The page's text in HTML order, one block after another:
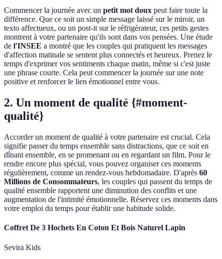
Commencer la journée avec un petit mot doux peut faire toute la
différence. Que ce soit un simple message laissé sur le miroir, un
texto affectueux, ou un post-it sur le réfrigérateur, ces petits gestes
montrent à votre partenaire qu'ils sont dans vos pensées. Une étude
de l'INSEE a montré que les couples qui pratiquent les messages
d'affection matinale se sentent plus connectés et heureux. Prenez le
temps d'exprimer vos sentiments chaque matin, même si c'est juste
une phrase courte. Cela peut commencer la journée sur une note
positive et renforcer le lien émotionnel entre vous.
2. Un moment de qualité {#moment-
qualité}
Accorder un moment de qualité à votre partenaire est crucial. Cela
signifie passer du temps ensemble sans distractions, que ce soit en
dînant ensemble, en se promenant ou en regardant un film. Pour le
rendre encore plus spécial, vous pouvez organiser ces moments
régulièrement, comme un rendez-vous hebdomadaire. D'après 60
Millions de Consommateurs, les couples qui passent du temps de
qualité ensemble rapportent une diminution des conflits et une
augmentation de l'intimité émotionnelle. Réservez ces moments dans
votre emploi du temps pour établir une habitude solide.
Coffret De 3 Hochets En Coton Et Bois Naturel Lapin
Sevira Kids